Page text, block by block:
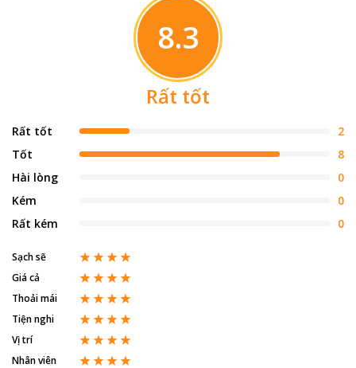
8.3
Rất tốt
Rất tốt
2
Tốt
8
Hài lòng
0
Kém
0
Rất kém
0
Sạch sẽ
Giá cả
Thoải mái
Tiện nghi
Vị trí
Nhân viên